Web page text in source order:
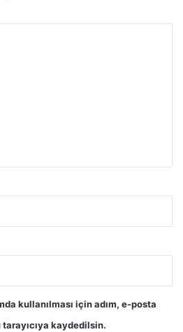
kullanılması için adım, e-posta
kaydedilsin.